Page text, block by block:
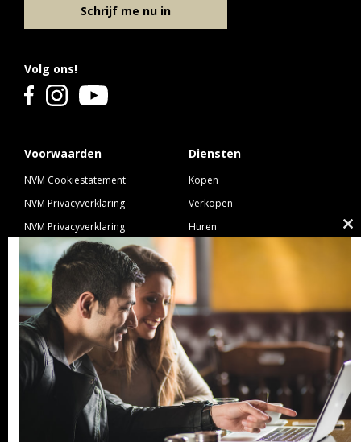
Voorwaarden
NVM Cookiestatement
NVM Privacyverklaring
NVM Privacyverklaring
Nieuwbouw
NVM Voorwaarden Consument
NVM Voorwaarden
Professionele Opdrachtgevers
Diensten
Kopen
Verkopen
Huren
Hypotheek
Verzekeren
Links
Ibiza Real Estate BDK
NieuwWonenUtrecht
Volg ons!
Schrijf me nu in